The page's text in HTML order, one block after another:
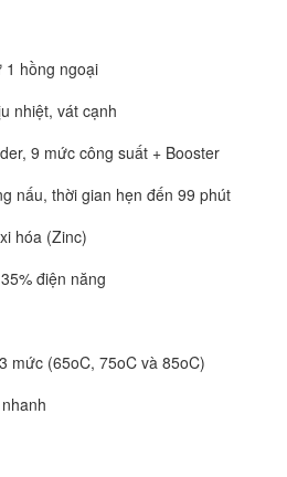
1 hồng ngoại
nhiệt, vát cạnh
9 mức công suất + Booster
nấu, thời gian hẹn đến 99 phút
hóa (Zinc)
điện năng
mức (65oC, 75oC và 85oC)